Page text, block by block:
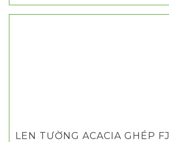
LEN TƯỜNG ACACIA GHÉP FJ